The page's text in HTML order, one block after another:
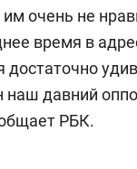
очень не
время в
достаточно
давний
РБК.